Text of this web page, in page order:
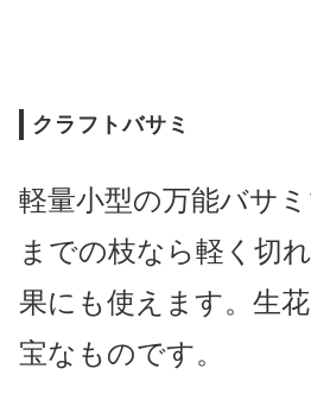
クラフトバサミ
軽量小型の万能バサ
までの枝なら軽く切
果にも使えます。生
宝なものです。